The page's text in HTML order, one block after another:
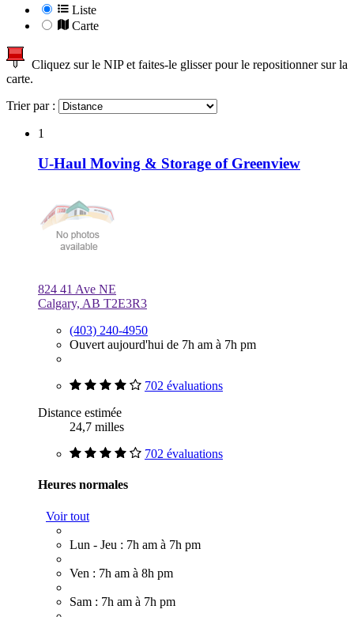
Liste
Carte
Cliquez sur le NIP et faites-le glisser pour le repositionner sur la
carte.
Trier par :
1
U-Haul Moving & Storage of Greenview
824 41 Ave NE
Calgary, AB T2E3R3
(403) 240-4950
Ouvert aujourd'hui de 7h am à 7h pm
702 évaluations
Distance estimée
24,7 milles
702 évaluations
Heures normales
Voir tout
Lun - Jeu : 7h am à 7h pm
Ven : 7h am à 8h pm
Sam : 7h am à 7h pm